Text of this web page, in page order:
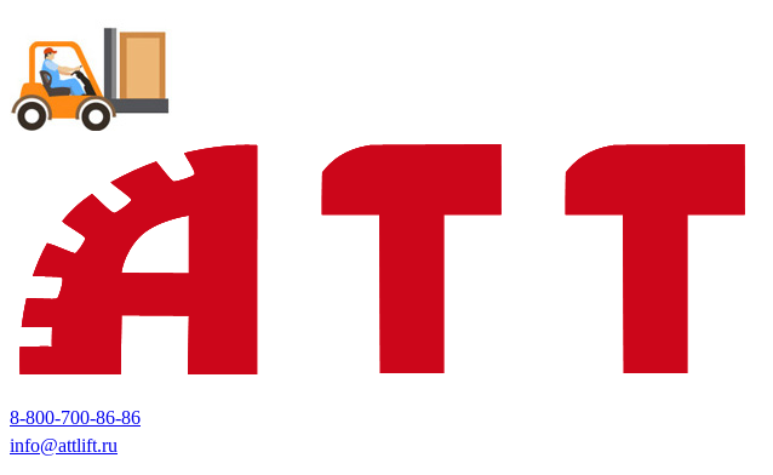
8-800-700-86-86
info@attlift.ru